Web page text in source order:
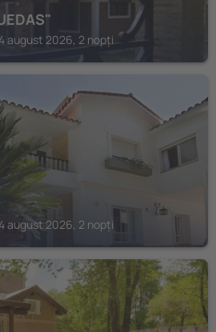
august 2026, 2 nopți
august 2026, 2 nopți